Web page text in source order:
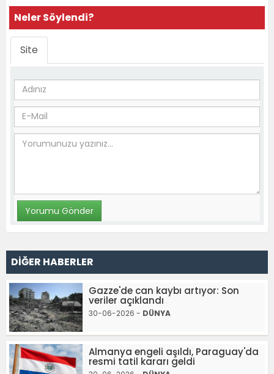
Neler Söylendi?
Site
DİĞER HABERLER
Gazze'de can kaybı artıyor: Son
veriler açıklandı
30-06-2026 - DÜNYA
Almanya engeli aşıldı, Paraguay'da
resmi tatil kararı geldi